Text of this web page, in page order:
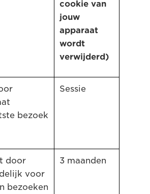
cookie van
jouw
apparaat
wordt
verwijderd)
bezoek
Sessie
door
voor
bezoeken
3 maanden